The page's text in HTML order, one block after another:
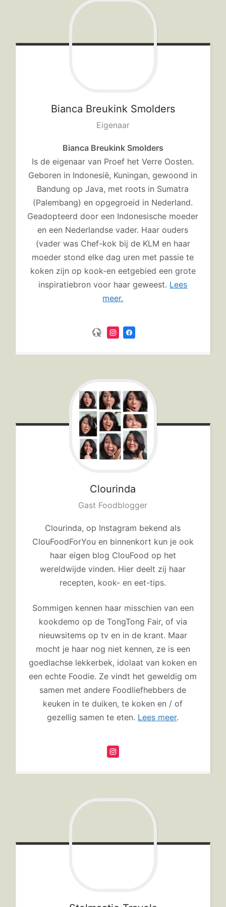
Hotspots en blogs
Bianca Breukink Smolders
Eigenaar
Bianca Breukink Smolders
Is de eigenaar van Proef het Verre Oosten.
Geboren in Indonesië, Kuningan, gewoond in
Bandung op Java, met roots in Sumatra
(Palembang) en opgegroeid in Nederland.
Geadopteerd door een Indonesische moeder
en een Nederlandse vader. Haar ouders
(vader was Chef-kok bij de KLM en haar
moeder stond elke dag uren met passie te
koken zijn op kook-en eetgebied een grote
inspiratiebron voor haar geweest. Lees
meer.
Clourinda
Gast Foodblogger
Clourinda, op Instagram bekend als
ClouFoodForYou en binnenkort kun je ook
haar eigen blog ClouFood op het
wereldwijde vinden. Hier deelt zij haar
recepten, kook- en eet-tips.
Sommigen kennen haar misschien van een
kookdemo op de TongTong Fair, of via
nieuwsitems op tv en in de krant. Maar
mocht je haar nog niet kennen, ze is een
goedlachse lekkerbek, idolaat van koken en
een echte Foodie. Ze vindt het geweldig om
samen met andere Foodliefhebbers de
keuken in te duiken, te koken en / of
gezellig samen te eten. Lees meer.